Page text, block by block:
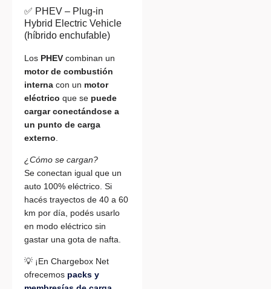
✅ PHEV – Plug-in
Hybrid Electric Vehicle
(híbrido enchufable)
Los PHEV combinan un
motor de combustión
interna con un motor
eléctrico que se puede
cargar conectándose a
un punto de carga
externo
¿Cómo se cargan?
Se conectan igual que un
auto 100% eléctrico. Si
hacés trayectos de 40 a 60
km por día, podés usarlo
en modo eléctrico sin
gastar una gota de nafta.
💡 ¡En Chargebox Net
ofrecemos packs y